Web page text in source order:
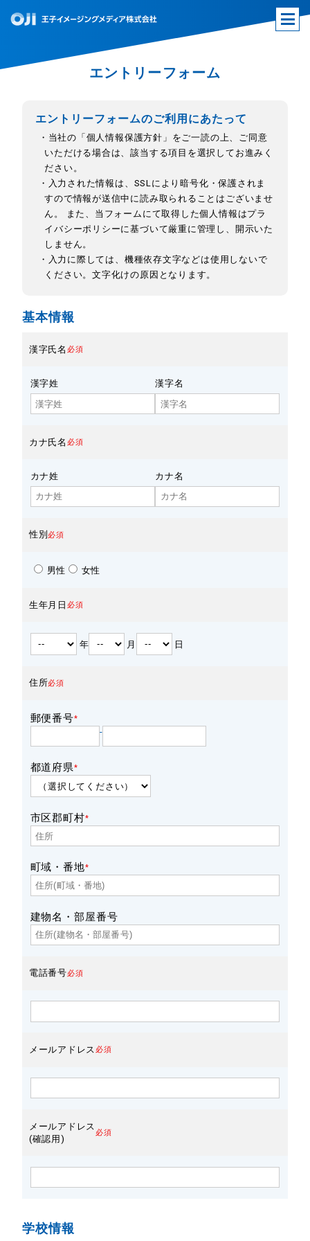
エントリーフォーム
エントリーフォームのご利用にあたって
・当社の「個人情報保護方針」をご一読の上、ご同意
いただける場合は、該当する項目を選択してお進みく
ださい。
・入力された情報は、SSLにより暗号化・保護されま
すので情報が送信中に読み取られることはございませ
ん。 また、当フォームにて取得した個人情報はプラ
イバシーポリシーに基づいて厳重に管理し、開示いた
しません。
・入力に際しては、機種依存文字などは使用しないで
ください。文字化けの原因となります。
基本情報
漢字氏名 必須
漢字姓 漢字名
カナ氏名 必須
カナ姓 カナ名
性別 必須
男性 女性
生年月日 必須
年 月 日
住所必須
郵便番号*
-
都道府県*
市区郡町村*
町域・番地*
建物名・部屋番号
電話番号必須
メールアドレス 必須
メールアドレス
(確認用)
必須
学校情報